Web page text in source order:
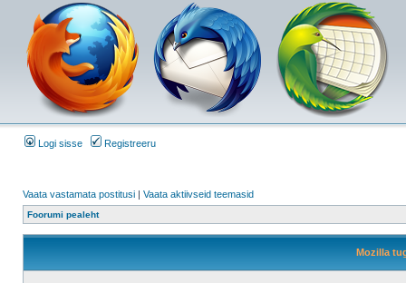
Logi sisse Registreeru
Vaata vastamata postitusi | Vaata aktiivseid teemasid
Foorumi pealeht
Mozilla